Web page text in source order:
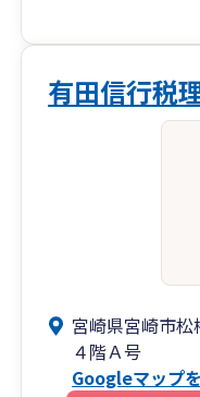
有田信行税
宮崎県宮崎市
４階Ａ号
Googleマップ